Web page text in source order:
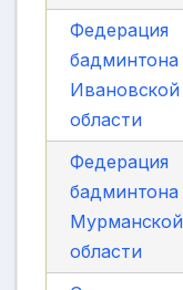
Федерация
бадминтона
Ивановской
области
Федерация
бадминтона
Мурманской
области